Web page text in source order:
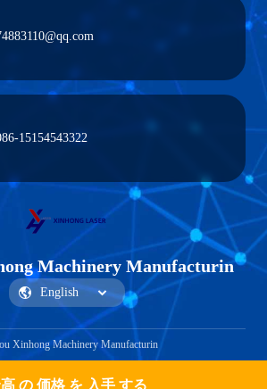
の 価格 を 入手 する
15154543322
Machinery Manufacturin
Xinhong Machinery Manufacturin